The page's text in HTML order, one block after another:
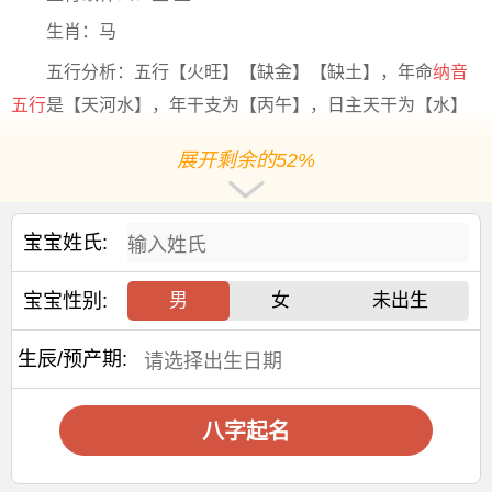
生肖：马
五行分析：五行【火旺】【缺金】【缺土】，年命纳音
五行是【天河水】，年干支为【丙午】，日主天干为【水】
大运干支：丙辰 丙寅 丙子 丙戌 丙申 丙午 丙辰 丙寅 丙
子
交运年份：
2036 2046 2056 2066 2076 2086 2096 2106 2116
岁 91岁
2026年五月廿三出生白姓女孩名字
宜用字
【速】指速度或速度快用作人名意指反应快、敏捷、思
展开剩余的52%
宝宝姓氏:
宝宝性别: 男 女 未出生
生辰/预产期:
八字起名